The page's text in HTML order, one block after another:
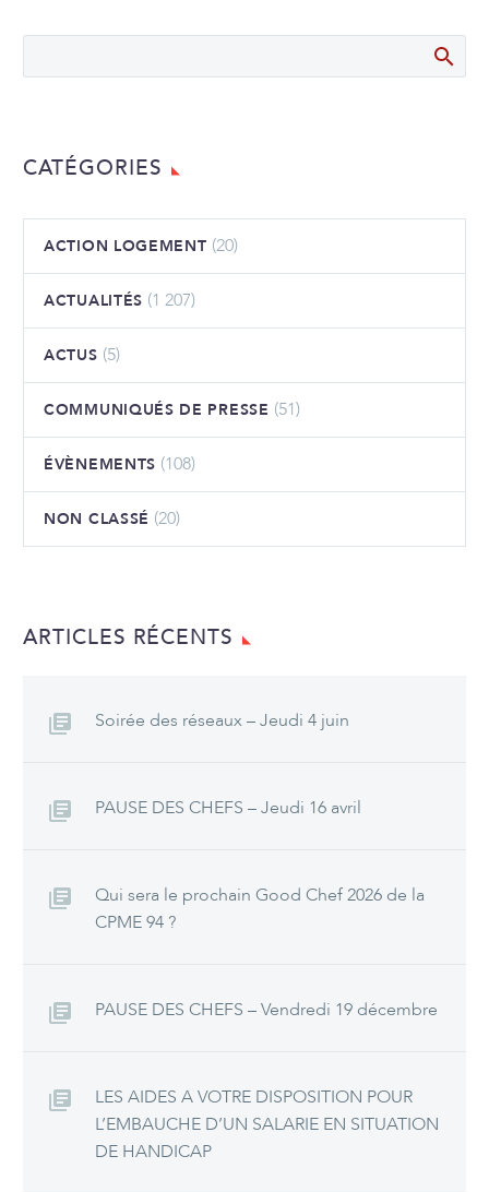
CATÉGORIES
ACTION LOGEMENT (20)
ACTUALITÉS (1 207)
ACTUS (5)
COMMUNIQUÉS DE PRESSE (51)
ÉVÈNEMENTS (108)
NON CLASSÉ (20)
ARTICLES RÉCENTS
Soirée des réseaux – Jeudi 4 juin
PAUSE DES CHEFS – Jeudi 16 avril
Qui sera le prochain Good Chef 2026 de la
CPME 94 ?
PAUSE DES CHEFS – Vendredi 19 décembre
LES AIDES A VOTRE DISPOSITION POUR
L’EMBAUCHE D’UN SALARIE EN SITUATION
DE HANDICAP